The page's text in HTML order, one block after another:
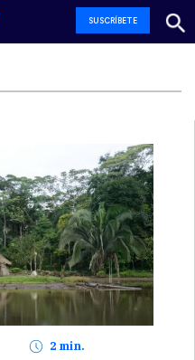
SUSCRÍBETE
2 min.